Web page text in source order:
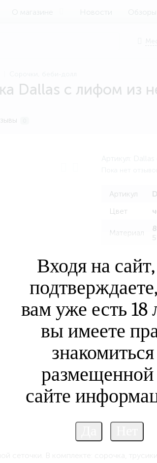
О магазине Новости Обзоры
Dallas с лифом из
Артикул
Цвет
Материал
В комплекте: сорочка, трусики-
Входя на
вам уже есть 18
вы имеете
размещенной
сайте